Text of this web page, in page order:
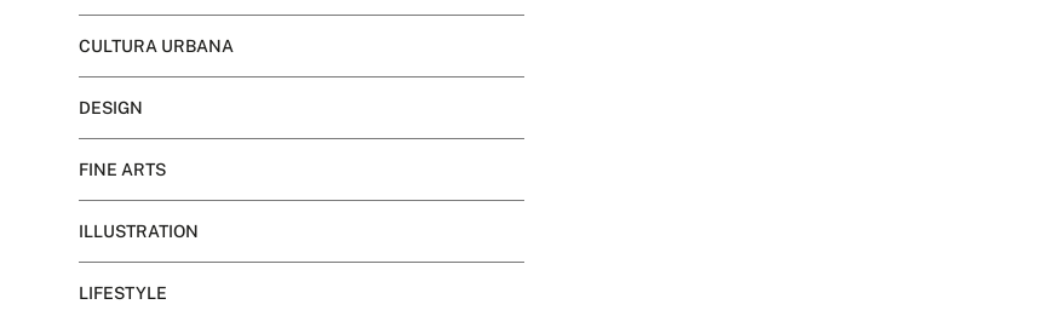
CULTURA URBANA
DESIGN
FINE ARTS
ILLUSTRATION
LIFESTYLE